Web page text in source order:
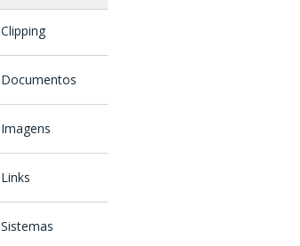
Clipping
Documentos
Imagens
Links
Sistemas